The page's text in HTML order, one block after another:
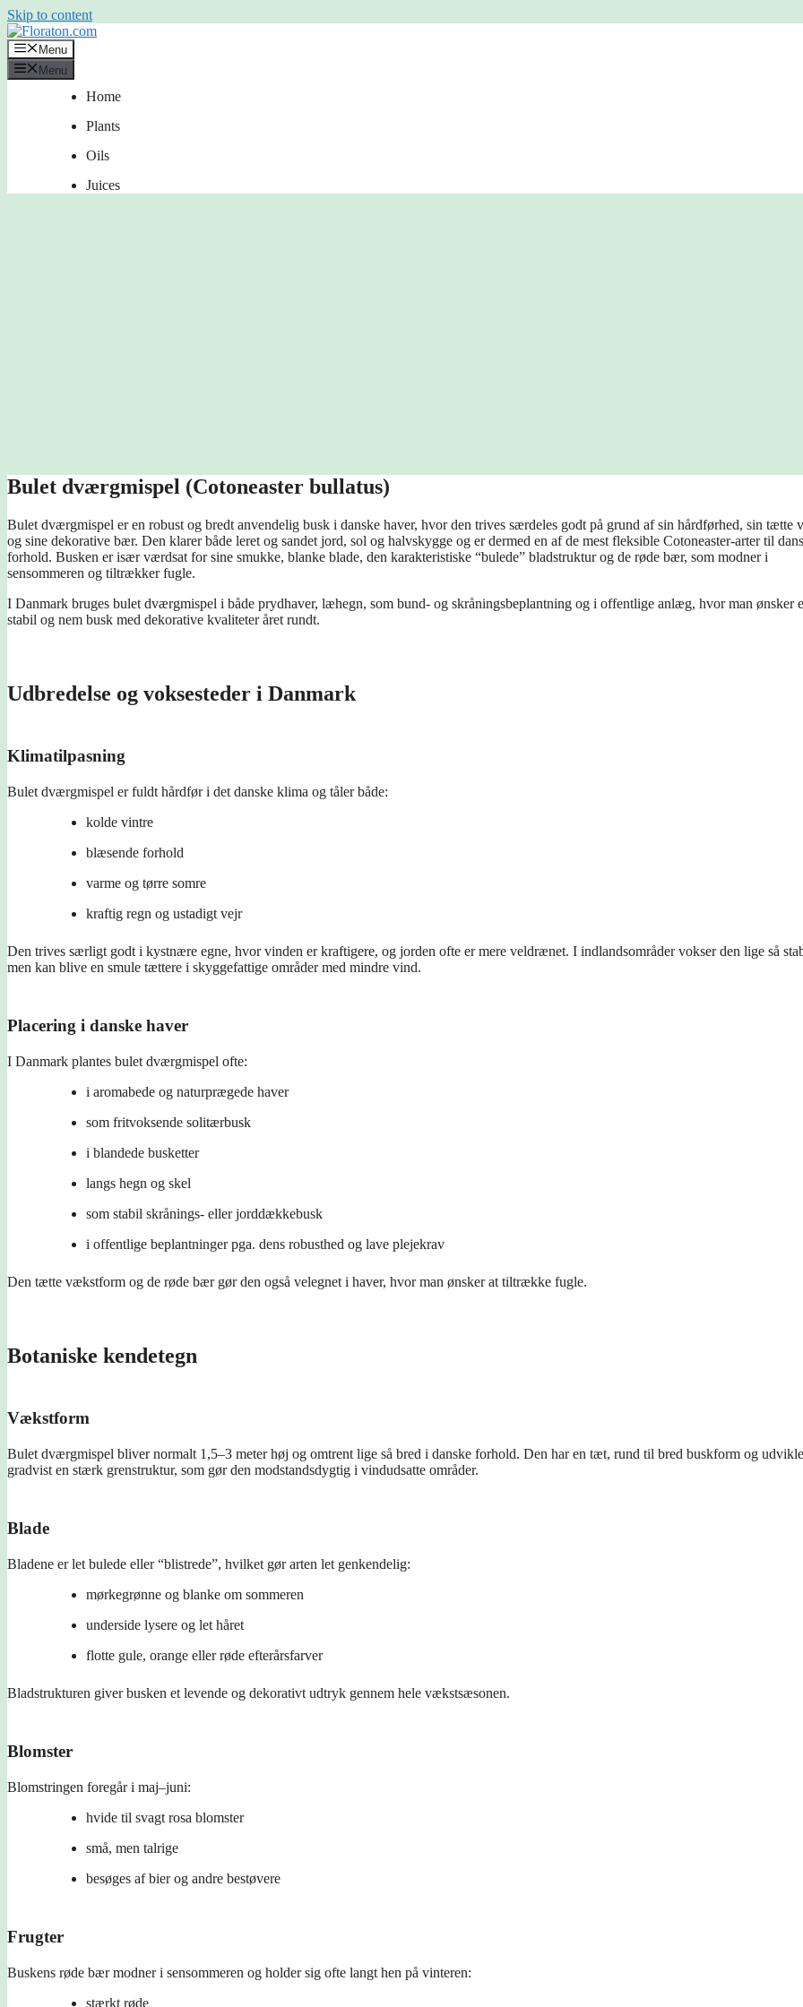
Skip to content
Menu
Menu
Home
Plants
Oils
Juices
Bulet dværgmispel (Cotoneaster bullatus)
Bulet dværgmispel er en robust og bredt anvendelig busk i danske haver, hvor den trives særdeles godt på grund af sin hårdførhed, sin tætte
og sine dekorative bær. Den klarer både leret og sandet jord, sol og halvskygge og er dermed en af de mest fleksible Cotoneaster-arter til
forhold. Busken er især værdsat for sine smukke, blanke blade, den karakteristiske “bulede” bladstruktur og de røde bær, som modner i
sensommeren og tiltrækker fugle.
I Danmark bruges bulet dværgmispel i både prydhaver, læhegn, som bund- og skråningsbeplantning og i offentlige anlæg, hvor man ønsker
stabil og nem busk med dekorative kvaliteter året rundt.
Udbredelse og voksesteder i Danmark
Klimatilpasning
Bulet dværgmispel er fuldt hårdfør i det danske klima og tåler både:
kolde vintre
blæsende forhold
varme og tørre somre
kraftig regn og ustadigt vejr
Den trives særligt godt i kystnære egne, hvor vinden er kraftigere, og jorden ofte er mere veldrænet. I indlandsområder vokser den lige så
men kan blive en smule tættere i skyggefattige områder med mindre vind.
Placering i danske haver
I Danmark plantes bulet dværgmispel ofte:
i aromabede og naturprægede haver
som fritvoksende solitærbusk
i blandede busketter
langs hegn og skel
som stabil skrånings- eller jorddækkebusk
i offentlige beplantninger pga. dens robusthed og lave plejekrav
Den tætte vækstform og de røde bær gør den også velegnet i haver, hvor man ønsker at tiltrække fugle.
Botaniske kendetegn
Vækstform
Bulet dværgmispel bliver normalt 1,5–3 meter høj og omtrent lige så bred i danske forhold. Den har en tæt, rund til bred buskform og
gradvist en stærk grenstruktur, som gør den modstandsdygtig i vindudsatte områder.
Blade
Bladene er let bulede eller “blistrede”, hvilket gør arten let genkendelig:
mørkegrønne og blanke om sommeren
underside lysere og let håret
flotte gule, orange eller røde efterårsfarver
Bladstrukturen giver busken et levende og dekorativt udtryk gennem hele vækstsæsonen.
Blomster
Blomstringen foregår i maj–juni:
hvide til svagt rosa blomster
små, men talrige
besøges af bier og andre bestøvere
Frugter
Buskens røde bær modner i sensommeren og holder sig ofte langt hen på vinteren:
stærkt røde